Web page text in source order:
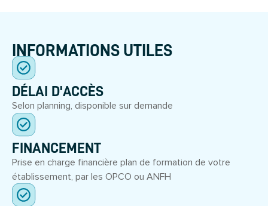
INFORMATIONS UTILES
DÉLAI D'ACCÈS
Selon planning, disponible sur demande
FINANCEMENT
Prise en charge financière plan de formation de votre
établissement, par les OPCO ou ANFH